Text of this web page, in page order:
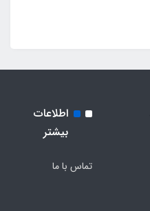
اطلاعات
بیشتر
تماس با ما